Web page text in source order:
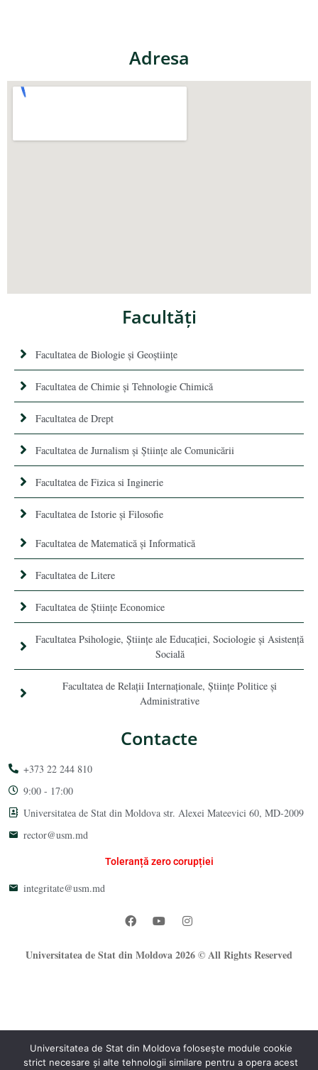
Adresa
Facultăţi
Facultatea de Biologie și Geoștiințe
Facultatea de Chimie şi Tehnologie Chimică
Facultatea de Drept
Facultatea de Jurnalism şi Ştiinţe ale Comunicării
Facultatea de Fizica si Inginerie
Facultatea de Istorie şi Filosofie
Facultatea de Matematică şi Informatică
Facultatea de Litere
Facultatea de Științe Economice
Facultatea Psihologie, Ştiinţe ale Educaţiei, Sociologie și Asistență
Socială
Facultatea de Relaţii Internaţionale, Ştiinţe Politice şi
Administrative
Contacte
+373 22 244 810
9:00 - 17:00
Universitatea de Stat din Moldova str. Alexei Mateevici 60, MD-2009
rector@usm.md
Toleranță zero corupției
integritate@usm.md
Universitatea de Stat din Moldova 2026 © All Rights Reserved
Universitatea de Stat din Moldova folosește module cookie
strict necesare și alte tehnologii similare pentru a opera acest